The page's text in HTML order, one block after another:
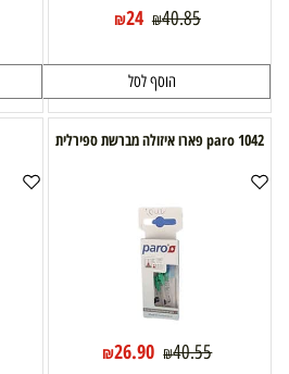
₪40.85
₪24
הוסף לסל
paro 1042 פארו איזולה מברשת ספירלית
₪40.55
₪26.90